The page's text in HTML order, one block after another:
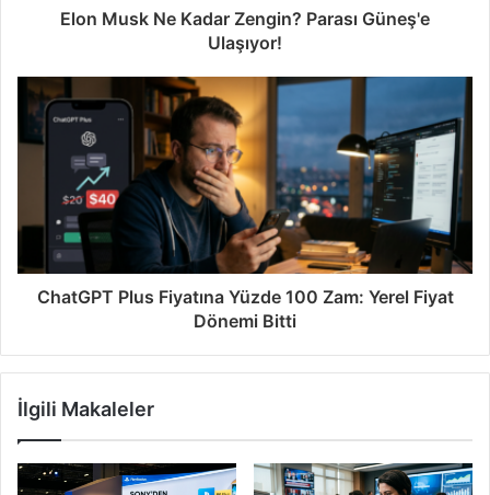
Elon Musk Ne Kadar Zengin? Parası Güneş'e
Ulaşıyor!
ChatGPT Plus Fiyatına Yüzde 100 Zam: Yerel Fiyat
Dönemi Bitti
İlgili Makaleler